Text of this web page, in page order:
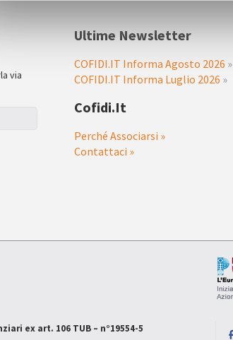
via
Ultime Newsletter
COFIDI.IT Informa Agosto 2026 »
COFIDI.IT Informa Luglio 2026 »
Cofidi.it
Perché Associarsi »
Contattaci »
ex art. 106 TUB – n°19554-5